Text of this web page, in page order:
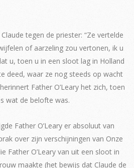
tegen de priester: “Ze vertelde
of aarzeling zou vertonen, ik u
u, toen u in een sloot lag in Holland
deed, waar ze nog steeds op wacht
Father O’Leary het zich, toen
wat de belofte was.
Father O’Leary er absoluut van
over zijn verschijningen van Onze
Father O’Leary van uit een sloot in
maakte (het bewijs dat Claude de